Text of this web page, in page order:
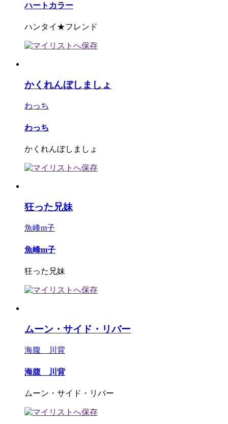
ハートカラー
ハンタイ★フレンド
かくれんぼしましょ
わっち
わっち
かくれんぼしましょ
狂った兄妹
魚峰m子
魚峰m子
狂った兄妹
ムーン・サイド・リバー
海腹 川背
海腹 川背
ムーン・サイド・リバー